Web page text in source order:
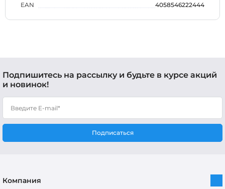
EAN 4058546222444
Подпишитесь на рассылку и будьте в курсе акций
и новинок!
Подписаться
Компания